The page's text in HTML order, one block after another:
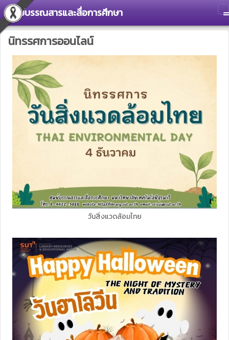
ศูนย์บรรณสารและสื่อการศึกษา
นิทรรศการออนไลน์
วันสิ่งแวดล้อมไทย